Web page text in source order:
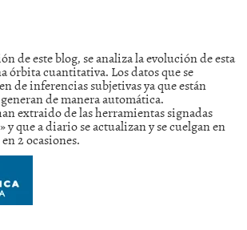
de este blog, se analiza la evolución de esta
órbita cuantitativa. Los datos que se
de inferencias subjetivas ya que están
de manera automática.
extraido de las herramientas signadas
y que a diario se actualizan y se cuelgan en
2 ocasiones.